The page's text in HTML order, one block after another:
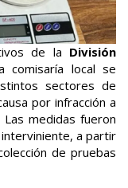
de la División
comisaría local se
sectores de
por infracción a
Las medidas fueron
a partir
de pruebas